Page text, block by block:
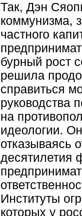
Так, Дэн
коммунизма,
частного
бурный рост
решила
справиться
руководства
на
идеологии.
отказываясь
десятилетия
Институты
которых у